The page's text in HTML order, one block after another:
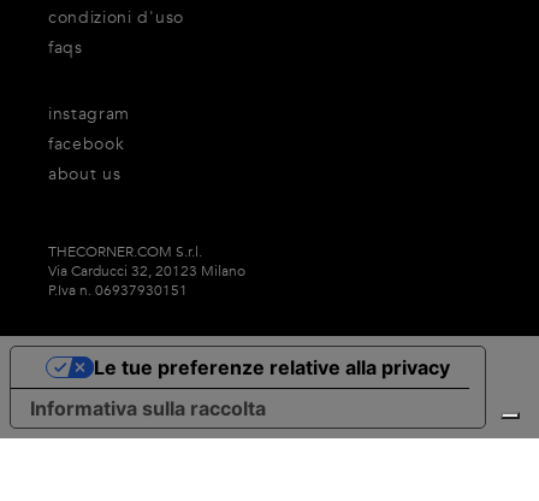
condizioni d'uso
faqs
about us
instagram
facebook
THECORNER.COM S.r.l.
Via Carducci 32, 20123 Milano
P.Iva n. 06937930151
Informativa sulla raccolta
Le tue preferenze relative alla privacy